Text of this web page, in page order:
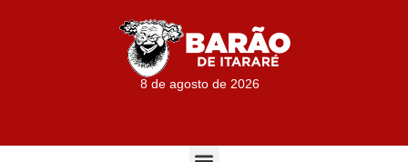
8 de agosto de 2026